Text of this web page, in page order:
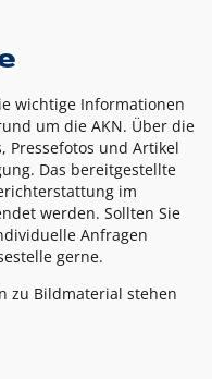
wichtige Informationen
um die AKN. Über die
Pressefotos und Artikel
Das bereitgestellte
im
werden. Sollten Sie
Anfragen
gerne.
zu Bildmaterial stehen